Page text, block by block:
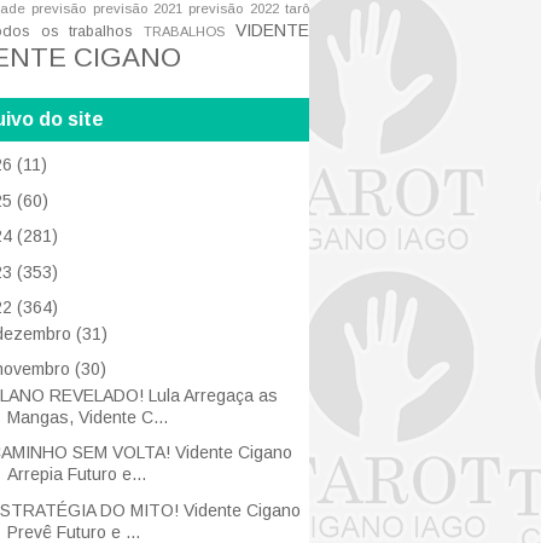
previsão previsão 2021 previsão 2022 tarô
os trabalhos TRABALHOS VIDENTE
CIGANO
do site
(11)
(60)
(281)
(353)
(364)
(31)
(30)
REVELADO! Lula Arregaça as
Mangas, Vidente C...
SEM VOLTA! Vidente Cigano
Arrepia Futuro e...
DO MITO! Vidente Cigano
Prevê Futuro e ...